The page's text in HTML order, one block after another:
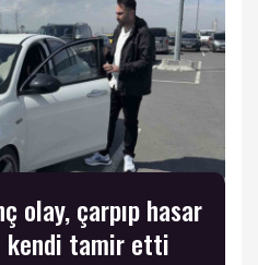
olay, çarpıp hasar
kendi tamir etti